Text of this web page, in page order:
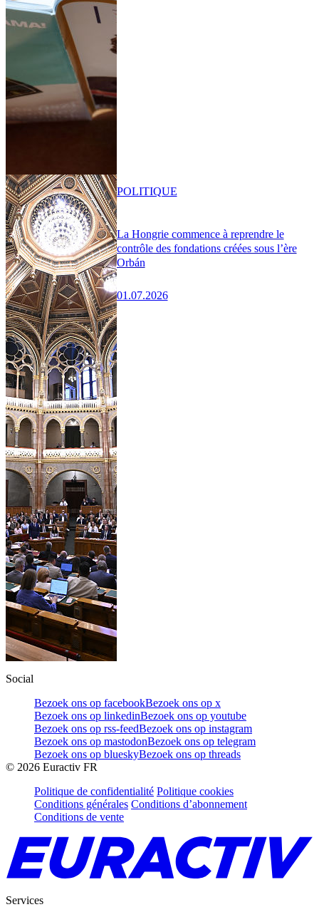
La Hongrie commence à reprendre le
contrôle des fondations créées sous l’ère
Orbán
01.07.2026
POLITIQUE
Social
Bezoek ons op facebookBezoek ons op x
Bezoek ons op linkedinBezoek ons op youtube
Bezoek ons op rss-feedBezoek ons op instagram
Bezoek ons op mastodonBezoek ons op telegram
Bezoek ons op blueskyBezoek ons op threads
© 2026 Euractiv FR
Politique de confidentialité Politique cookies
Conditions générales Conditions d’abonnement
Conditions de vente
Services